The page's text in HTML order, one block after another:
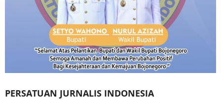
PERSATUAN JURNALIS INDONESIA